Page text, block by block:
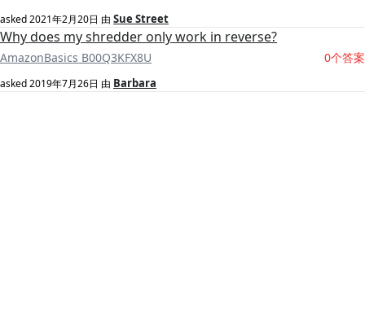
asked2021年2月20日 由 Sue Street
Why does my shredder only work in reverse?
AmazonBasics B00Q3KFX8U 0个答案
asked2019年7月26日 由 Barbara